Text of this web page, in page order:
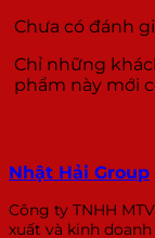
Chưa có đánh
Chỉ những
phẩm này mới
Nhật Hải Group
Công ty TNHH
xuất và kinh